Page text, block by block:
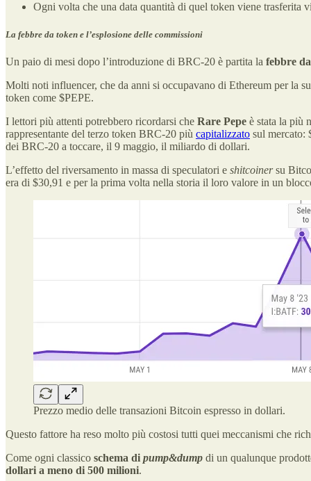
Ogni volta che una data quantità di quel token viene trasferita
La febbre da token e l’esplosione delle commissioni
Un paio di mesi dopo l’introduzione di BRC-20 è partita la febbre
Molti noti influencer, che da anni si occupavano di Ethereum per la
token come $PEPE.
I lettori più attenti potrebbero ricordarsi che Rare Pepe è stata la più
rappresentante del terzo token BRC-20 più capitalizzato sul mercato:
dei BRC-20 a toccare, il 9 maggio, il miliardo di dollari.
L’effetto del riversamento in massa di speculatori e shitcoinersu
era di $30,91 e per la prima volta nella storia il loro valore in un
Prezzo medio delle transazioni Bitcoin espresso in dollari.
Questo fattore ha reso molto più costosi tutti quei meccanismi che
Come ogni classico schema di pump&dump di un qualunque
dollari a meno di 500 milioni.